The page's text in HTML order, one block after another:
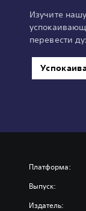
Изучите
перевести
Платформа:
Выпуск:
Издатель: